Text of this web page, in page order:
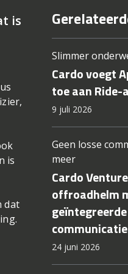
is
is
dat
Slimmer
Cardo voegt
toe aan Ride-
9 juli 2026
Geen losse
meer
Cardo
offroadhelm
geïntegreerde
communicatie
24 juni 2026